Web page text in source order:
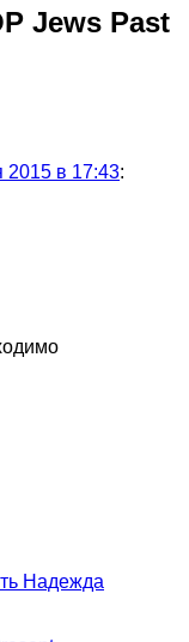
Jews Past
2015 в 17:43:
Надежда